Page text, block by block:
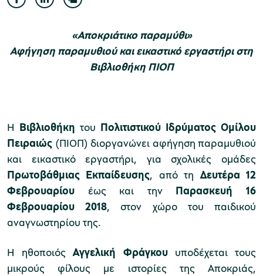
Μουσείο Πλινθοκεραμοποιίας N. & Σ.
Μουσείο Μαρμαροτεχνίας
Μουσείο Περιβάλλοντος Στυμφαλίας
Μουσείο Μαστίχας Χίου
«Αποκριάτικο παραμύθι»
Αφήγηση παραμυθιού και εικαστικό εργαστήρι στη
Βιβλιοθήκη ΠΙΟΠ
Η Βιβλιοθήκη του Πολιτιστικού Ιδρύματος Ομίλου
Πειραιώς (ΠΙΟΠ) διοργανώνει αφήγηση παραμυθιού
και εικαστικό εργαστήρι, για σχολικές ομάδες
Πρωτοβάθμιας Εκπαίδευσης, από τηΔευτέρα 12
Φεβρουαρίου έως και την Παρασκευή 16
Φεβρουαρίου 2018, στον χώρο του παιδικού
αναγνωστηρίου της.
Η ηθοποιόςΑγγελική Φράγκουυποδέχεται τους
μικρούς φίλους με ιστορίες της Αποκριάς,